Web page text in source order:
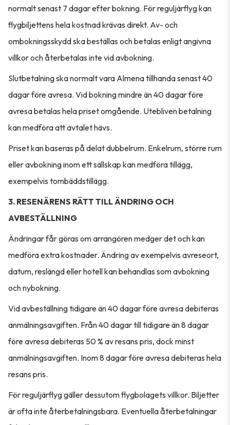
normalt senast 7 dagar efter bokning. För reguljärflyg kan
flygbiljettens hela kostnad krävas direkt. Av- och
ombokningsskydd ska beställas och betalas enligt angivna
villkor och återbetalas inte vid avbokning.
Slutbetalning ska normalt vara Almena tillhanda senast 40
dagar före avresa. Vid bokning mindre än 40 dagar före
avresa betalas hela priset omgående. Utebliven betalning
kan medföra att avtalet hävs.
Priset kan baseras på delat dubbelrum. Enkelrum, större rum
eller avbokning inom ett sällskap kan medföra tillägg,
exempelvis tombäddstillägg.
3. RESENÄRENS RÄTT TILL ÄNDRING OCH
AVBESTÄLLNING
Ändringar får göras om arrangören medger det och kan
medföra extra kostnader. Ändring av exempelvis avreseort,
datum, reslängd eller hotell kan behandlas som avbokning
och nybokning.
Vid avbeställning tidigare än 40 dagar före avresa debiteras
anmälningsavgiften. Från 40 dagar till tidigare än 8 dagar
före avresa debiteras 50 % av resans pris, dock minst
anmälningsavgiften. Inom 8 dagar före avresa debiteras hela
resans pris.
För reguljärflyg gäller dessutom flygbolagets villkor. Biljetter
är ofta inte återbetalningsbara. Eventuella återbetalningar